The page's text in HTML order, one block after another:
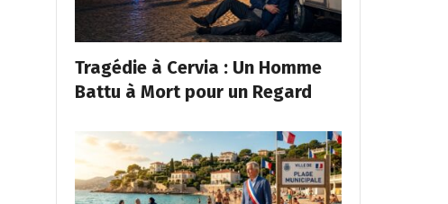
Tragédie à Cervia : Un Homme
Battu à Mort pour un Regard